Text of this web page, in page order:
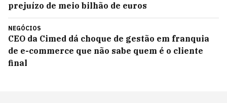
prejuízo de meio bilhão de euros
NEGÓCIOS
CEO da Cimed dá choque de gestão em franquia
de e-commerce que não sabe quem é o cliente
final